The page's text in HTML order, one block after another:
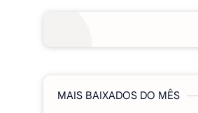
MAIS BAIXADOS DO MÊS